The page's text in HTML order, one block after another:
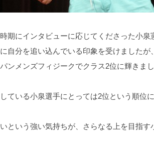
期にインタビューに応じてくださった小泉
自分を追い込んでいる印象を受けましたが
ンメンズフィジークでクラス2位に輝きま
ている小泉選手にとっては2位という順位
という強い気持ちが、さらなる上を目指